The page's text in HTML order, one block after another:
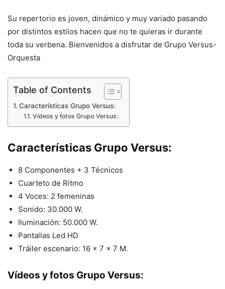
Su repertorio es joven, dinámico y muy variado pasando
por distintos estilos hacen que no te quieras ir durante
toda su verbena. Bienvenidos a disfrutar de Grupo Versus-
Orquesta
Table of Contents
Características Grupo Versus:
Vídeos y fotos Grupo Versus:
Características Grupo Versus:
8 Componentes + 3 Técnicos
Cuarteto de Ritmo
4 Voces: 2 femeninas
Sonido: 30.000 W.
Iluminación: 50.000 W.
Pantallas Led HD
Tráiler escenario: 16 x 7 x 7 M.
Vídeos y fotos Grupo Versus: